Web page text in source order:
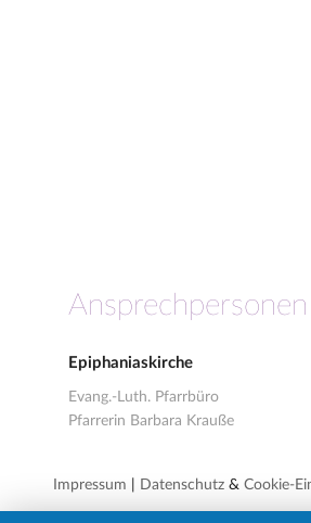
Epiphaniaskirche
Evang.-Luth. Pfarrbüro
Pfarrerin Barbara Krauße
Impressum Datenschutz & Cookie-